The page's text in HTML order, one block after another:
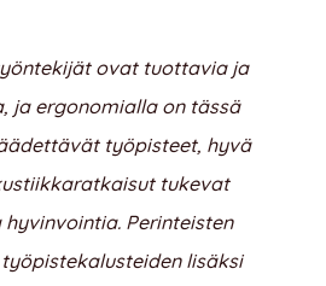
ovat tuottavia ja
ja ergonomialla on tässä
työpisteet, hyvä
tukevat
Perinteisten
lisäksi